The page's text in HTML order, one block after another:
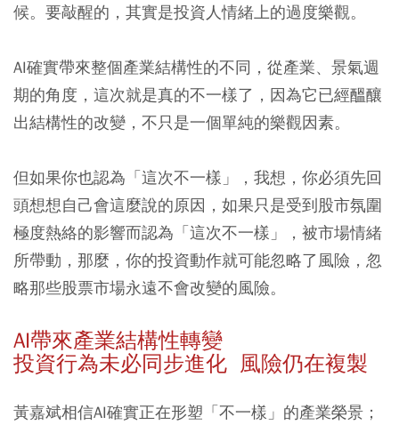
候。要敲醒的，其實是投資人情緒上的過度樂觀。
AI確實帶來整個產業結構性的不同，從產業、景氣週
期的角度，這次就是真的不一樣了，因為它已經醞釀
出結構性的改變，不只是一個單純的樂觀因素。
但如果你也認為「這次不一樣」，我想，你必須先回
頭想想自己會這麼說的原因，如果只是受到股市氛圍
極度熱絡的影響而認為「這次不一樣」，被市場情緒
所帶動，那麼，你的投資動作就可能忽略了風險，忽
略那些股票市場永遠不會改變的風險。
AI帶來產業結構性轉變
投資行為未必同步進化 風險仍在複製
黃嘉斌相信AI確實正在形塑「不一樣」的產業榮景；